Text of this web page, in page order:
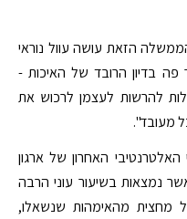
הזאת עושה עוול נוראי
בדיון הרובד של האיכות -
להרשות לעצמן לרכוש את
מעובד".
האחרון של ארגון
נמצאות בשיעור עוני הרבה
מחצית מהאימהות שנשאלו,